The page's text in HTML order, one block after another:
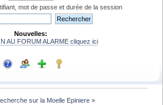
mot de passe et durée de la session
Nouvelles:
AU FORUM ALARME cliquez ici
sur la Moelle Epiniere »